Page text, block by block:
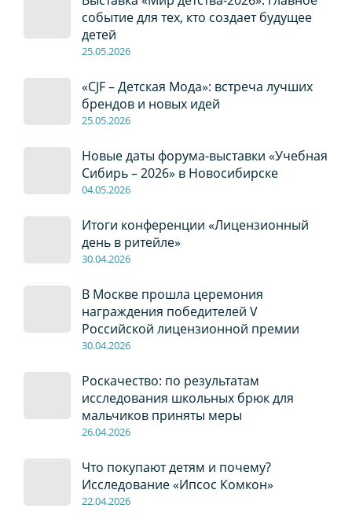
событие для тех, кто создает будущее
детей
25.05.2026
«CJF – Детская Мода»: встреча лучших
брендов и новых идей
25.05.2026
Новые даты форума-выставки «Учебная
Сибирь – 2026» в Новосибирске
04.05.2026
Итоги конференции «Лицензионный
день в ритейле»
30.04.2026
В Москве прошла церемония
награждения победителей V
Российской лицензионной премии
30.04.2026
Роскачество: по результатам
исследования школьных брюк для
мальчиков приняты меры
26.04.2026
Что покупают детям и почему?
Исследование «Ипсос Комкон»
22.04.2026